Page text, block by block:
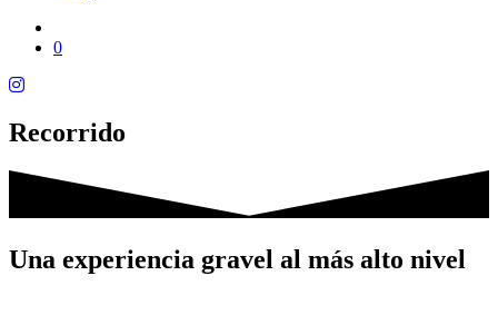
0
Recorrido
Una experiencia gravel al más alto nivel